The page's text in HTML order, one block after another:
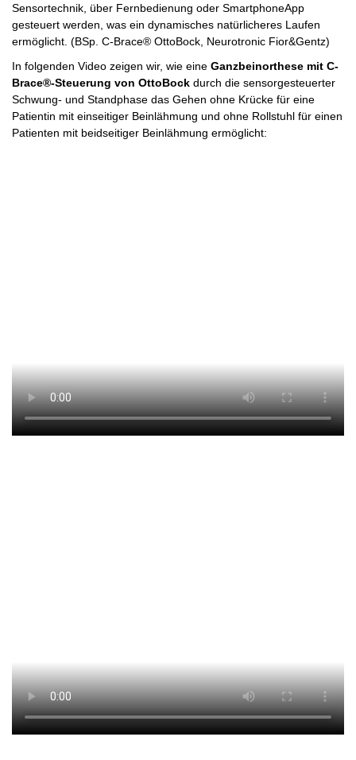
Sensortechnik, über Fernbedienung oder SmartphoneApp
gesteuert werden, was ein dynamisches natürlicheres Laufen
ermöglicht. (BSp. C-Brace® OttoBock, Neurotronic Fior&Gentz)
In folgenden Video zeigen wir, wie eine Ganzbeinorthese mit C-
Brace®-Steuerung von OttoBock durch die sensorgesteuerter
Schwung- und Standphase das Gehen ohne Krücke für eine
Patientin mit einseitiger Beinlähmung und ohne Rollstuhl für einen
Patienten mit beidseitiger Beinlähmung ermöglicht: